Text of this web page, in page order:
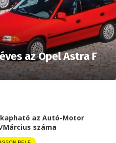
az Opel Astra F
az Autó-Motor
Március száma